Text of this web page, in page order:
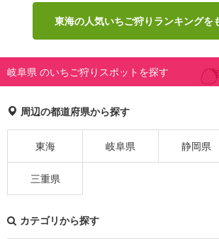
東海の人気いちご狩りランキングを
岐阜県 のいちご狩りスポットを探す
周辺の都道府県から探す
東海 岐阜県 静岡県
三重県
カテゴリから探す